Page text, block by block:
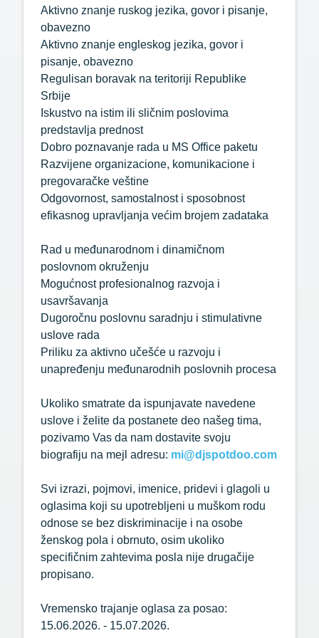
Aktivno znanje ruskog jezika, govor i pisanje,
obavezno
Aktivno znanje engleskog jezika, govor i
pisanje, obavezno
Regulisan boravak na teritoriji Republike
Srbije
Iskustvo na istim ili sličnim poslovima
predstavlja prednost
Dobro poznavanje rada u MS Office paketu
Razvijene organizacione, komunikacione i
pregovaračke veštine
Odgovornost, samostalnost i sposobnost
efikasnog upravljanja većim brojem zadataka
Rad u međunarodnom i dinamičnom
poslovnom okruženju
Mogućnost profesionalnog razvoja i
usavršavanja
Dugoročnu poslovnu saradnju i stimulativne
uslove rada
Priliku za aktivno učešće u razvoju i
unapređenju međunarodnih poslovnih procesa
Ukoliko smatrate da ispunjavate navedene
uslove i želite da postanete deo našeg tima,
pozivamo Vas da nam dostavite svoju
biografiju na mejl adresu: mi@djspotdoo.com
Svi izrazi, pojmovi, imenice, pridevi i glagoli u
oglasima koji su upotrebljeni u muškom rodu
odnose se bez diskriminacije i na osobe
ženskog pola i obrnuto, osim ukoliko
specifičnim zahtevima posla nije drugačije
propisano.
Vremensko trajanje oglasa za posao:
15.06.2026. - 15.07.2026.